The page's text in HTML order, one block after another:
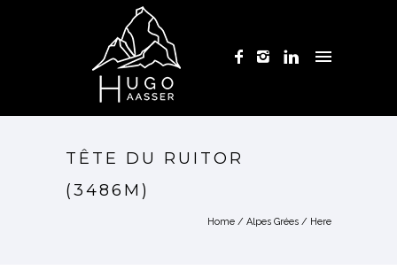
TÊTE DU RUITOR
(3486M)
Home / Alpes Grées / Here